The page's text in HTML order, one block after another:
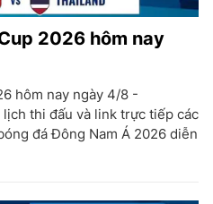
2026 hôm nay
hôm nay ngày 4/8 -
thi đấu và link trực tiếp các
đá Đông Nam Á 2026 diễn